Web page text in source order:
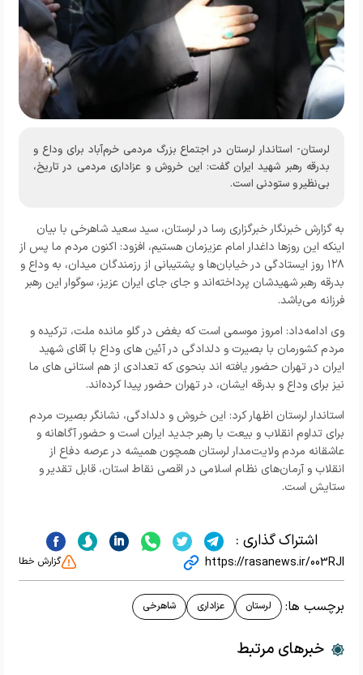
لرستان- استاندار لرستان در اجتماع بزرگ مردمی خرم‌آباد برای وداع و
بدرقه رهبر شهید ایران گفت: این خروش و عزاداری مردمی در تاریخ،
بی‌نظیر و ستودنی است.
به گزارش خبرنگار خبرگزاری رسا در لرستان، سید سعید شاهرخی با بیان
اینکه این روزها داغدار امام عزیزمان هستیم، افزود: اکنون مردم ما پس از
۱۲۸ روز ایستادگی در خیابان‌ها و پشتیبانی از رزمندگان میدان، به وداع و
بدرقه رهبر شهیدشان پرداخته‌اند و جای جای ایران عزیز، سوگوار این رهبر
فرزانه می‌باشد.
وی ادامه‌داد: امروز موسمی است که بغض در گلو مانده ملت، ترکیده و
مردم کشورمان با بصیرت و دلدادگی در آئین های وداع با آقای شهید
ایران در تهران حضور یافته اند بنحوی که تعدادی از هم استانی های ما
نیز برای وداع و بدرقه ایشان، در تهران حضور پیدا کرده‌اند.
استاندار لرستان اظهار کرد: این خروش و دلدادگی، نشانگر بصیرت مردم
برای تداوم انقلاب و بیعت با رهبر جدید ایران است و حضور آگاهانه و
عاشقانه مردم ولایت‌مدار لرستان همچون همیشه در عرصه دفاع از
انقلاب و آرمان‌های نظام اسلامی در اقصی نقاط استان، قابل تقدیر و
ستایش است.
اشتراک گذاری :
https://rasanews.ir/003RJl گزارش خطا
برچسب ها: لرستان عزاداری شاهرخی
خبرهای مرتبط